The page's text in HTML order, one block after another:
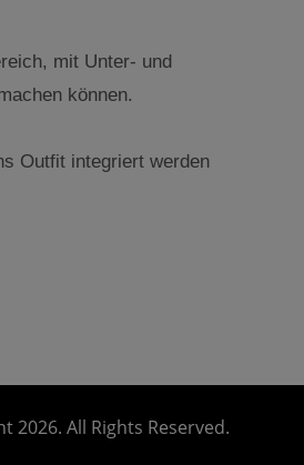
mit Unter- und
können.
Outfit integriert werden
2026. All Rights Reserved.